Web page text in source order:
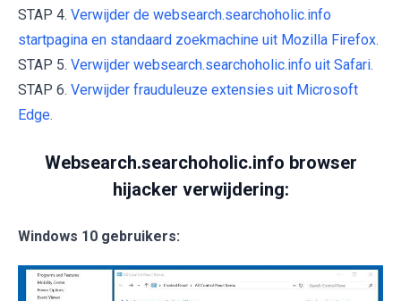
STAP 4. Verwijder de websearch.searchoholic.info
startpagina en standaard zoekmachine uit Mozilla Firefox.
STAP 5. Verwijder websearch.searchoholic.info uit Safari.
STAP 6. Verwijder frauduleuze extensies uit Microsoft
Edge.
Websearch.searchoholic.info browser
hijacker verwijdering:
Windows 10 gebruikers: